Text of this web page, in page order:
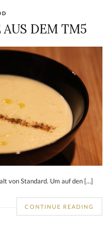
AUS DEM TM5
von Standard. Um auf den […]
CONTINUE READING